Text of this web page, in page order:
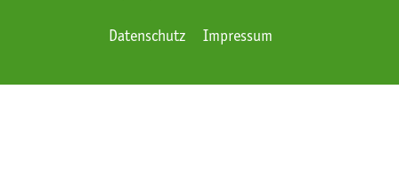
Datenschutz Impressum